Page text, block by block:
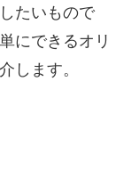
たいもので
にできるオリ
します。